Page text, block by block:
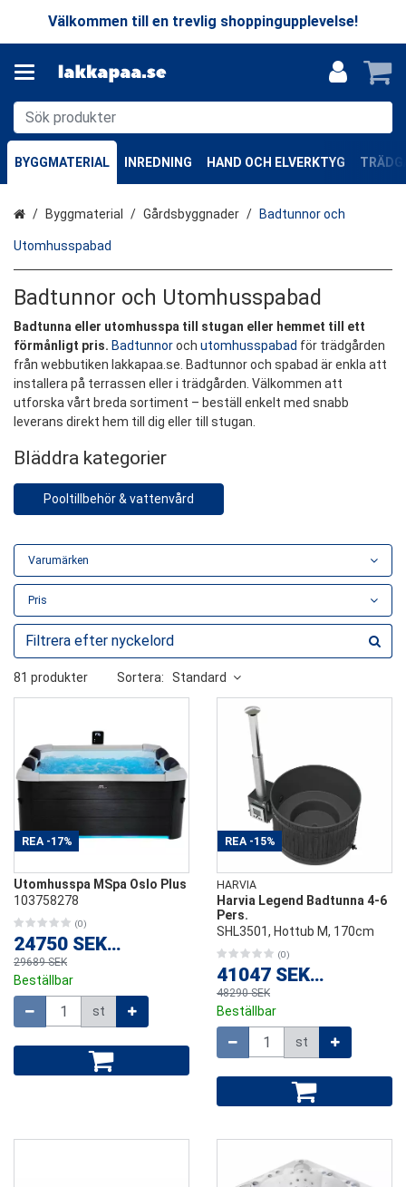
Välkommen till en trevlig shoppingupplevelse!
BYGGMATERIAL INREDNING HAND OCH ELVERKTYG
HemByggmaterial Gårdsbyggnader Badtunnor och
Utomhusspabad
Badtunnor och Utomhusspabad
Badtunna eller utomhusspa till stugan eller hemmet till ett
förmånligt pris. Badtunnoroch utomhusspabad för trädgården
från webbutiken lakkapaa.se. Badtunnor och spabad är enkla att
installera på terrassen eller i trädgården. Välkommen att
utforska vårt breda sortiment – beställ enkelt med snabb
leverans direkt hem till dig eller till stugan.
Bläddra kategorier
Pooltillbehör & vattenvård
REA -17%
Utomhusspa MSpa Oslo Plus
103758278
(0)
24750 SEK
/
29689 SEK
Beställbar
st
REA -15%
HARVIA
Harvia Legend Badtunna 4-6
Pers.
SHL3501, Hottub M, 170cm
(0)
41047 SEK
/
48290 SEK
Beställbar
st
Varumärken
Pris
81 produkter Sortera: Standard